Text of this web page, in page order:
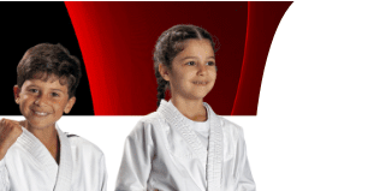
Exporter les lignes sélectionnées
Exporter toutes les colonnes
Exporter uniquement les colonnes affichées
Menu
<